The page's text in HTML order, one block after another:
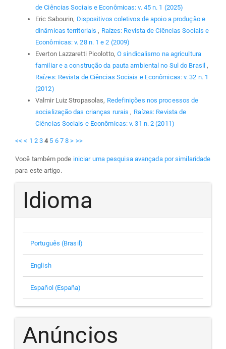
de Ciências Sociais e Econômicas: v. 45 n. 1 (2025)
Eric Sabourin, Dispositivos coletivos de apoio a produção e
dinâmicas territoriais , Raízes: Revista de Ciências Sociais e
Econômicas: v. 28 n. 1 e 2 (2009)
Everton Lazzaretti Picolotto,O sindicalismo na agricultura
familiar e a construção da pauta ambiental no Sul do Brasil ,
Raízes: Revista de Ciências Sociais e Econômicas: v. 32 n. 1
(2012)
Valmir Luiz Stropasolas, Redefinições nos processos de
socialização das crianças rurais , Raízes: Revista de
Ciências Sociais e Econômicas: v. 31 n. 2 (2011)
<< < 1 2 3 4 5 6 7 8 > >>
Você também pode iniciar uma pesquisa avançada por similaridade
para este artigo.
Idioma
Português (Brasil)
English
Español (España)
Anúncios